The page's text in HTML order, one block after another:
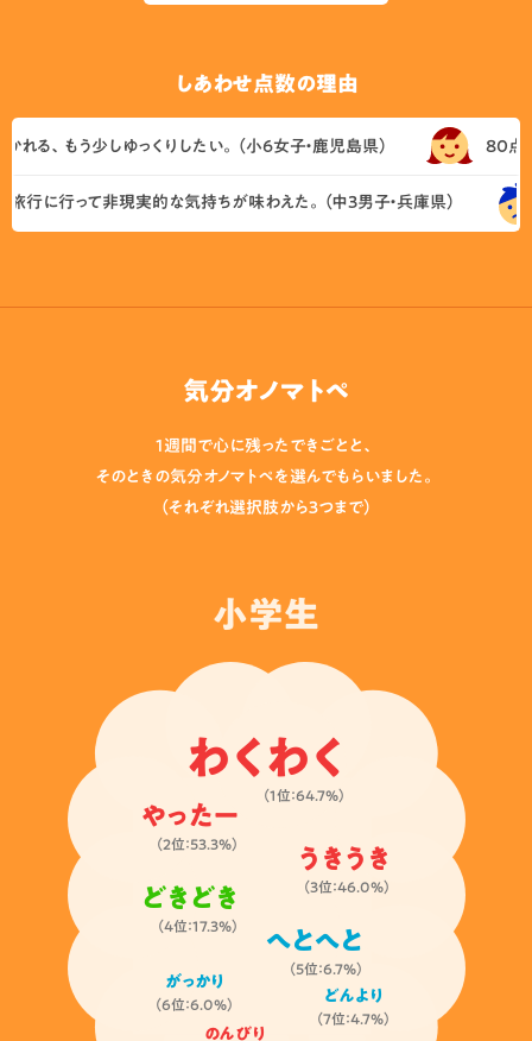
しあわせ点数の理由
、もう少しゆっくりしたい。（小6女子・鹿児島県） 80点。運
行って非現実的な気持ちが味わえた。（中3男子・兵庫県）
気分オノマトペ
1週間で心に残ったできごとと、
そのときの気分オノマトペを選んでもらいました。
（それぞれ選択肢から３つまで）
小学生
わくわく
（1位：64.7%）
やったー
（2位：53.3%）
うきうき
（3位：46.0%）
どきどき
（4位：17.3%）
へとへと
（5位：6.7%）
がっかり
（6位：6.0%） どんより
（7位：4.7%）
のんびり